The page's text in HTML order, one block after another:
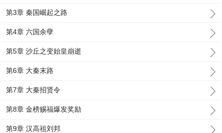
第3章 秦国崛起之路
第4章 六国余孽
第5章 沙丘之变始皇崩逝
第6章 大秦末路
第7章 大秦招贤令
第8章 金榜赐福爆发奖励
第9章 汉高祖刘邦